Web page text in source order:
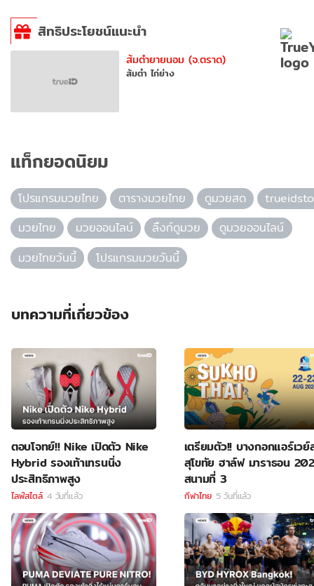
สิทธิประโยชน์แนะนำ
ส้มตำยายนอม (จ.ตราด)
ส้มตำ ไก่ย่าง
แท็กยอดนิยม
โปรแกรมมวยไทย ตารางมวยไทย ดูมวยสด
มวยไทย
มวยออนไลน์ ลิ้งก์ดูมวย
ดูมวยออนไลน์
มวยไทยวันนี้
โปรแกรมมวยวันนี้
บทความที่เกี่ยวข้อง
ตอบโจทย์!! Nike เปิดตัว Nike
Hybrid รองเท้าเทรนนิ่ง
ประสิทธิภาพสูง
ไลฟ์สไตล์ 4 วันที่แล้ว
เตรียมตัว!! บางกอกแอร์เวย์
สุโขทัย ฮาล์ฟ มาราธอน
สนามที่ 3
กีฬาไทย 5 วันที่แล้ว